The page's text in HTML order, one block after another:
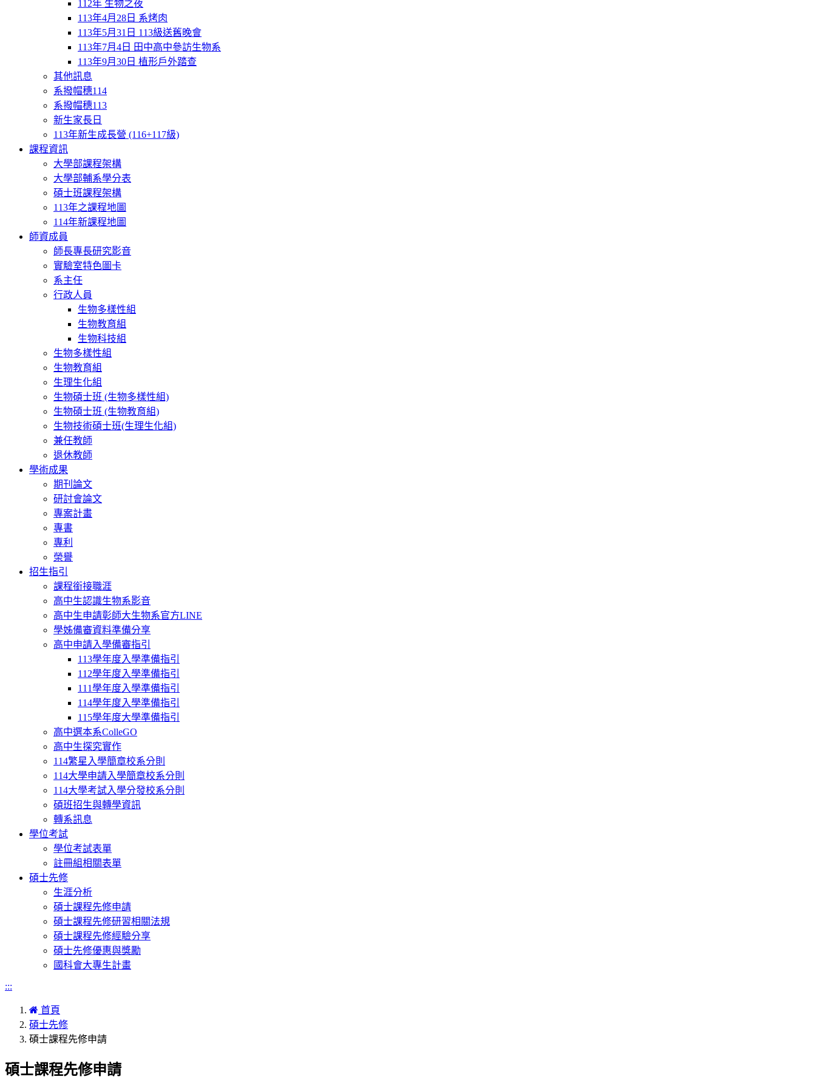
112年 生物之夜
113年4月28日 系烤肉
113年5月31日 113級送舊晚會
113年7月4日 田中高中參訪生物系
113年9月30日 植形戶外踏查
其他訊息
系撥帽穗114
系撥帽穗113
新生家長日
113年新生成長營 (116+117級)
課程資訊
大學部課程架構
大學部輔系學分表
碩士班課程架構
113年之課程地圖
114年新課程地圖
師資成員
師長專長研究影音
實驗室特色圖卡
系主任
行政人員
生物多樣性組
生物教育組
生物科技組
生物多樣性組
生物教育組
生理生化組
生物碩士班 (生物多樣性組)
生物碩士班 (生物教育組)
生物技術碩士班(生理生化組)
兼任教師
退休教師
學術成果
期刊論文
研討會論文
專案計畫
專書
專利
榮譽
招生指引
課程銜接職涯
高中生認識生物系影音
高中生申請彰師大生物系官方LINE
學姊備審資料準備分享
高中申請入學備審指引
113學年度入學準備指引
112學年度入學準備指引
111學年度入學準備指引
114學年度入學準備指引
115學年度大學準備指引
高中選本系ColleGO
高中生探究實作
114繁星入學簡章校系分則
114大學申請入學簡章校系分則
114大學考試入學分發校系分則
碩班招生與轉學資訊
轉系訊息
學位考試
學位考試表單
註冊組相關表單
碩士先修
生涯分析
碩士課程先修申請
碩士課程先修研習相關法規
碩士課程先修經驗分享
碩士先修優惠與獎勵
國科會大專生計畫
:::
首頁
碩士先修
碩士課程先修申請
碩士課程先修申請